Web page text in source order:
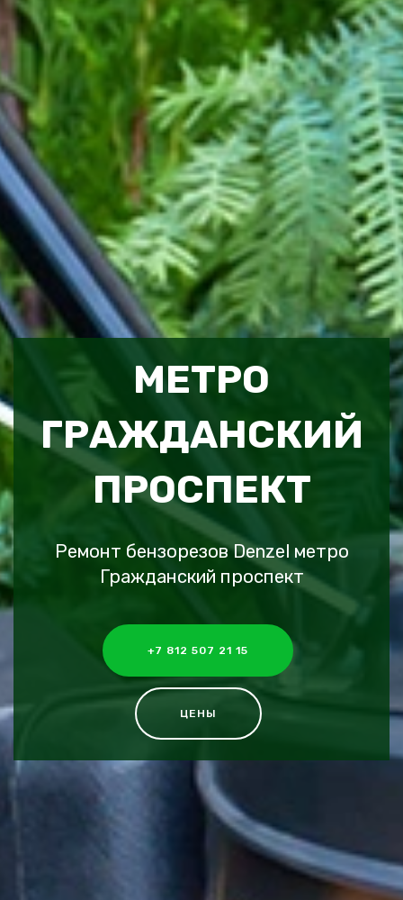
МЕТРО
ГРАЖДАНСКИЙ
ПРОСПЕКТ
Ремонт бензорезов Denzel метро
Гражданский проспект
+7 812 507 21 15
ЦЕНЫ